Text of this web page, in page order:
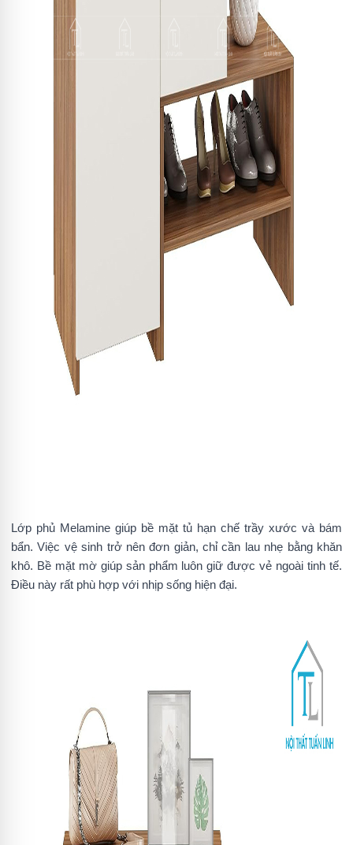
Lớp phủ Melamine giúp bề mặt tủ hạn chế trầy xước và bám
bẩn. Việc vệ sinh trở nên đơn giản, chỉ cần lau nhẹ bằng khăn
khô. Bề mặt mờ giúp sản phẩm luôn giữ được vẻ ngoài tinh tế.
Điều này rất phù hợp với nhịp sống hiện đại.